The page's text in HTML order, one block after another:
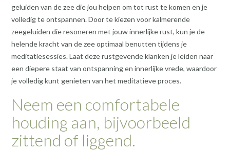
geluiden van de zee die jou helpen om tot rust te komen en je
volledig te ontspannen. Door te kiezen voor kalmerende
zeegeluiden die resoneren met jouw innerlijke rust, kun je de
helende kracht van de zee optimaal benutten tijdens je
meditatiesessies. Laat deze rustgevende klanken je leiden naar
een diepere staat van ontspanning en innerlijke vrede, waardoor
je volledig kunt genieten van het meditatieve proces.
Neem een comfortabele
houding aan, bijvoorbeeld
zittend of liggend.